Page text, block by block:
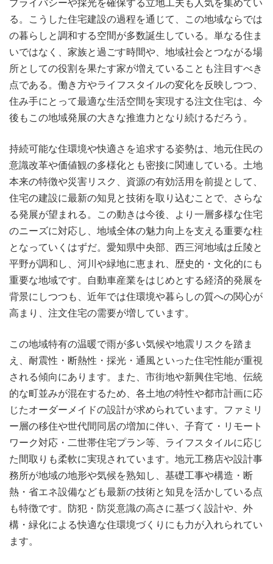
プライバシーや採光を確保する立地工夫も人気を集めてい
る。こうした住宅建設の過程を通じて、この地域ならでは
の暮らしと調和する空間が多数誕生している。単なる住ま
いではなく、家族と過ごす時間や、地域社会とつながる場
所としての役割を果たす家が増えていることも注目すべき
点である。働き方やライフスタイルの変化を反映しつつ、
住み手にとって最適な生活空間を実現する注文住宅は、今
後もこの地域発展の大きな推進力となり続けるだろう。
持続可能な住環境や快適さを追求する姿勢は、地元住民の
意識改革や価値観の多様化とも密接に関連している。土地
本来の特徴や災害リスク、資源の有効活用を前提として、
住宅の建設に最新の知見と技術を取り込むことで、さらな
る発展が望まれる。この動きは今後、より一層多様な住宅
のニーズに対応し、地域全体の魅力向上を支える重要な柱
となっていくはずだ。愛知県中央部、西三河地域は丘陵と
平野が調和し、河川や緑地に恵まれ、歴史的・文化的にも
重要な地域です。自動車産業をはじめとする経済的発展を
背景にしつつも、近年では住環境や暮らしの質への関心が
高まり、注文住宅の需要が増しています。
この地域特有の温暖で雨が多い気候や地震リスクを踏ま
え、耐震性・断熱性・採光・通風といった住宅性能が重視
される傾向にあります。また、市街地や新興住宅地、伝統
的な町並みが混在するため、各土地の特性や都市計画に応
じたオーダーメイドの設計が求められています。ファミリ
ー層の移住や世代間同居の増加に伴い、子育て・リモート
ワーク対応・二世帯住宅プラン等、ライフスタイルに応じ
た間取りも柔軟に実現されています。地元工務店や設計事
務所が地域の地形や気候を熟知し、基礎工事や構造・断
熱・省エネ設備なども最新の技術と知見を活かしている点
も特徴です。防犯・防災意識の高さに基づく設計や、外
構・緑化による快適な住環境づくりにも力が入れられてい
ます。